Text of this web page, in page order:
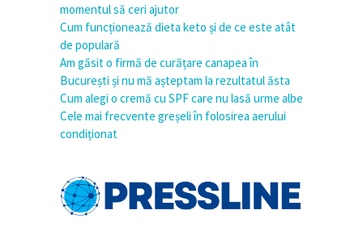
momentul să ceri ajutor
Cum funcționează dieta keto și de ce este atât
de populară
Am găsit o firmă de curățare canapea în
București și nu mă așteptam la rezultatul ăsta
Cum alegi o cremă cu SPF care nu lasă urme albe
Cele mai frecvente greșeli în folosirea aerului
condiționat